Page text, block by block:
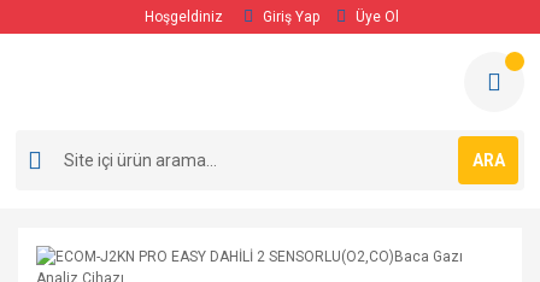
Hoşgeldiniz Giriş Yap Üye Ol
ARA